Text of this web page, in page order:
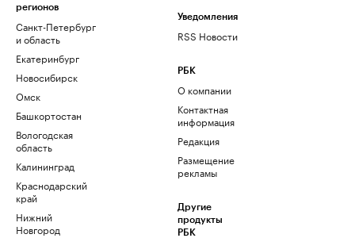
регионов
Санкт-Петербург
и область
Екатеринбург
Новосибирск
Омск
Башкортостан
Вологодская
область
Калининград
Краснодарский
край
Нижний
Новгород
Уведомления
RSS Новости
РБК
О компании
Контактная
информация
Редакция
Размещение
рекламы
Другие
продукты
РБК